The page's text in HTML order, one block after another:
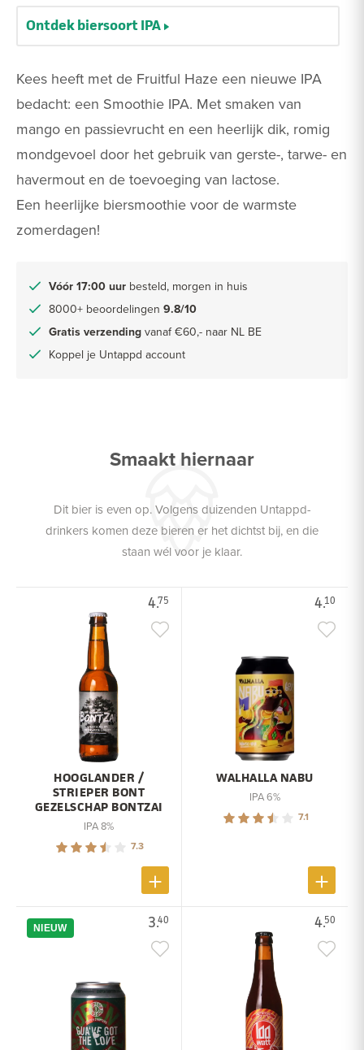
Kees heeft met de Fruitful Haze een nieuwe IPA
bedacht: een Smoothie IPA. Met smaken van
mango en passievrucht en een heerlijk dik, romig
mondgevoel door het gebruik van gerste-, tarwe- en
havermout en de toevoeging van lactose.
Een heerlijke biersmoothie voor de warmste
zomerdagen!
Vóór 17:00 uur besteld, morgen in huis
8000+ beoordelingen 9.8/10
Gratis verzending vanaf €60,- naar NL BE
Koppel je Untappd account
Ontdek biersoort IPA
Smaakt hiernaar
Dit bier is even op. Volgens duizenden Untappd-
drinkers komen deze bieren er het dichtst bij, en die
staan wél voor je klaar.
4.75
HOOGLANDER /
STRIEPER BONT
GEZELSCHAP BONTZAI
IPA 8%
7.3
4.10
WALHALLA NABU
IPA 6%
7.1
3.40
NIEUW 4.50